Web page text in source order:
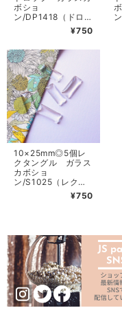
ボショ
ン/DP1418（ドロッ
¥750
10×25mm◎5個レ
クタングル ガラス
カボショ
ン/S1025（レクタ
¥750